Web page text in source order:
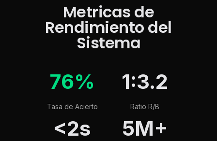
Metricas de
Rendimiento del
Sistema
76%
Tasa de Acierto
1:3.2
Ratio R/B
<2s 5M+